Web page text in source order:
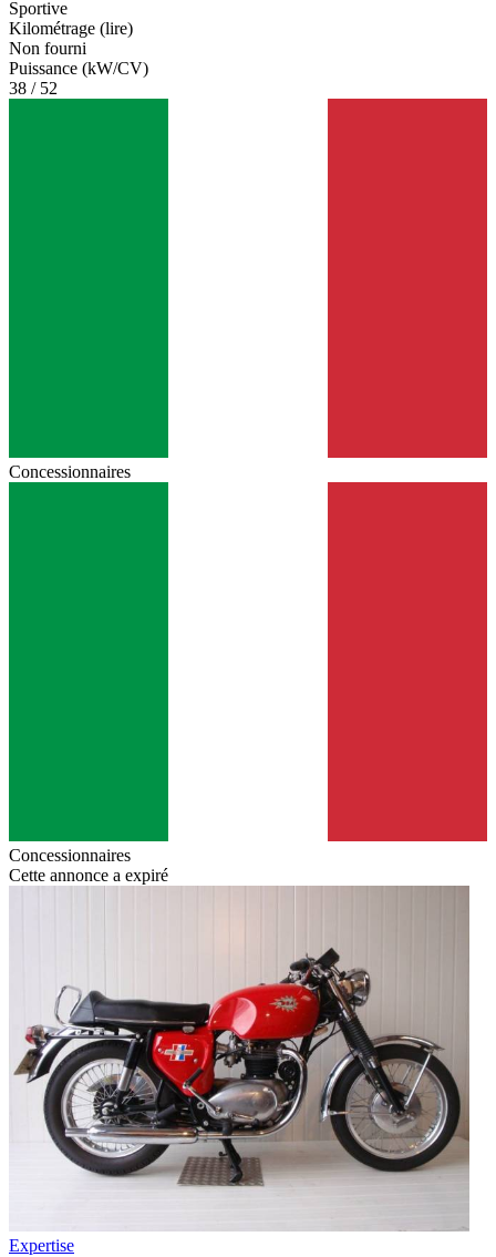
Sportive
Kilométrage (lire)
Non fourni
Puissance (kW/CV)
38 / 52
Concessionnaires
Concessionnaires
Cette annonce a expiré
Expertise